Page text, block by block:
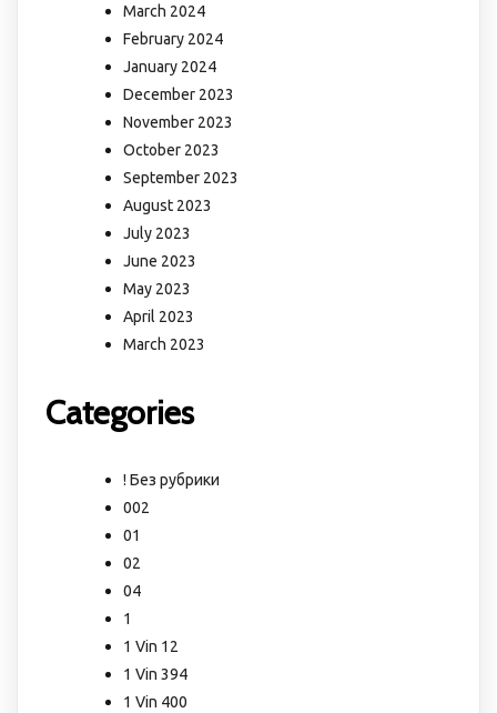
March 2024
February 2024
January 2024
December 2023
November 2023
October 2023
September 2023
August 2023
July 2023
June 2023
May 2023
April 2023
March 2023
Categories
! Без рубрики
002
01
02
04
1
1 Vin 12
1 Vin 394
1 Vin 400